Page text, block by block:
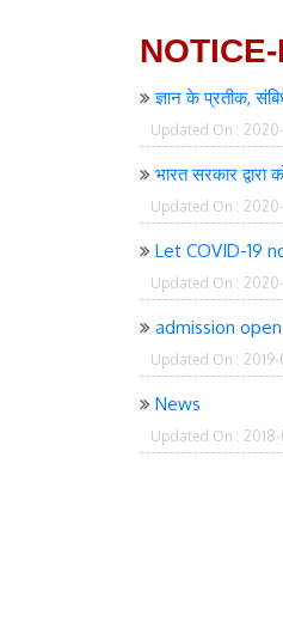
ज्ञान के प्रतीक,
Updated On :
भारत सरकार
Updated On :
Let COVID-19
Updated On :
admission open
Updated On : 2019-
News
Updated On : 2018-